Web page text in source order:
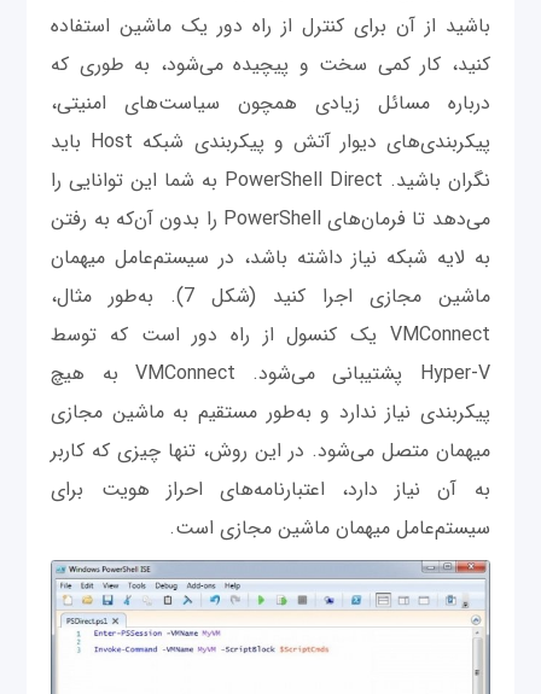
باشید از آن برای کنترل از راه دور یک ماشین استفاده
کنید، کار کمی سخت و پیچیده می‌شود، به‌ طوری که
درباره مسائل زیادی همچون سیاست‌های امنیتی،
پیکربندی‌های دیوار آتش و پیکربندی شبکه‌ Host باید
نگران باشید. PowerShell Direct به شما این توانایی را
می‌دهد تا فرمان‌های PowerShell را بدون آن‌که به رفتن
به لایه شبکه نیاز داشته باشد، در سیستم‌عامل میهمان
ماشین مجازی اجرا کنید (شکل 7). به‌طور مثال،
VMConnect یک کنسول از راه دور است که توسط
Hyper-V پشتیبانی می‌شود. VMConnect به هیچ‌
پیکربندی نیاز ندارد و به‌طور مستقیم به ماشین مجازی
میهمان متصل می‌شود. در این روش، تنها چیزی که کاربر
به آن نیاز دارد، اعتبارنامه‌های احراز هویت برای
سیستم‌عامل میهمان ماشین مجازی است.